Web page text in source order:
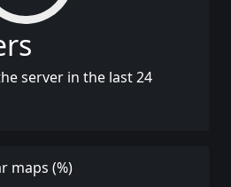
server in the last 24
maps (%)